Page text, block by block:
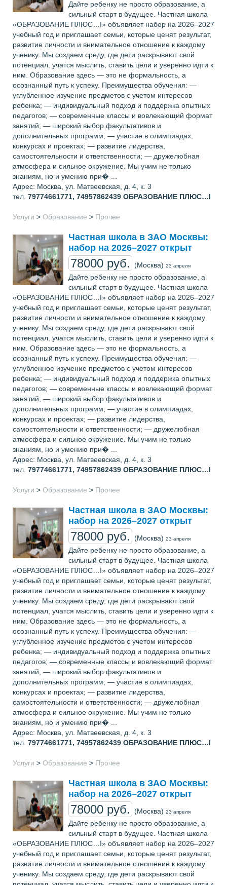
Дайте ребенку не просто образование, а
сильный старт в будущее. Частная школа
«ОБРАЗОВАНИЕ ПЛЮС…I» объявляет набор на 2026–2027
учебный год и приглашает семьи, которые ценят результат,
развитие личности и внимательное отношение к каждому
ученику. Мы создаем среду, где дети раскрывают свой
потенциал, учатся мыслить, ставить цели и уверенно идти к
ним. Образование здесь — это не формальность, а
осознанный путь к успеху. Преимущества обучения: —
углубленное изучение предметов с учетом интересов
ребенка; — индивидуальный подход и поддержка опытных
педагогов; — современные классы и вовлекающий формат
занятий; — широкий выбор факультативов и
дополнительных программ; — участие в олимпиадах,
конкурсах и проектах; — развитие лидерства,
самостоятельности и ответственности; — дружелюбная
атмосфера и сильное окружение. Мы учим не только
знаниям, но и умению при� ...
Адрес: Москва, ул. Матвеевская, д. 4, к. 3
тел. 79774661771, 74957862439 ОБРАЗОВАНИЕ ПЛЮС…I
Услуги > Образование > Прочее
Частная школа в ЗАО Москвы:
набор на 2026–2027 открыт
78000 руб. (Москва) 23 апреля
Дайте ребенку не просто образование, а
сильный старт в будущее. Частная школа
«ОБРАЗОВАНИЕ ПЛЮС…I» объявляет набор на 2026–2027
учебный год и приглашает семьи, которые ценят результат,
развитие личности и внимательное отношение к каждому
ученику. Мы создаем среду, где дети раскрывают свой
потенциал, учатся мыслить, ставить цели и уверенно идти к
ним. Образование здесь — это не формальность, а
осознанный путь к успеху. Преимущества обучения: —
углубленное изучение предметов с учетом интересов
ребенка; — индивидуальный подход и поддержка опытных
педагогов; — современные классы и вовлекающий формат
занятий; — широкий выбор факультативов и
дополнительных программ; — участие в олимпиадах,
конкурсах и проектах; — развитие лидерства,
самостоятельности и ответственности; — дружелюбная
атмосфера и сильное окружение. Мы учим не только
знаниям, но и умению при� ...
Адрес: Москва, ул. Матвеевская, д. 4, к. 3
тел. 79774661771, 74957862439 ОБРАЗОВАНИЕ ПЛЮС…I
Услуги > Образование > Прочее
Частная школа в ЗАО Москвы:
набор на 2026–2027 открыт
78000 руб. (Москва) 23 апреля
Дайте ребенку не просто образование, а
сильный старт в будущее. Частная школа
«ОБРАЗОВАНИЕ ПЛЮС…I» объявляет набор на 2026–2027
учебный год и приглашает семьи, которые ценят результат,
развитие личности и внимательное отношение к каждому
ученику. Мы создаем среду, где дети раскрывают свой
потенциал, учатся мыслить, ставить цели и уверенно идти к
ним. Образование здесь — это не формальность, а
осознанный путь к успеху. Преимущества обучения: —
углубленное изучение предметов с учетом интересов
ребенка; — индивидуальный подход и поддержка опытных
педагогов; — современные классы и вовлекающий формат
занятий; — широкий выбор факультативов и
дополнительных программ; — участие в олимпиадах,
конкурсах и проектах; — развитие лидерства,
самостоятельности и ответственности; — дружелюбная
атмосфера и сильное окружение. Мы учим не только
знаниям, но и умению при� ...
Адрес: Москва, ул. Матвеевская, д. 4, к. 3
тел. 79774661771, 74957862439 ОБРАЗОВАНИЕ ПЛЮС…I
Услуги > Образование > Прочее
Частная школа в ЗАО Москвы:
набор на 2026–2027 открыт
78000 руб. (Москва) 23 апреля
Дайте ребенку не просто образование, а
сильный старт в будущее. Частная школа
«ОБРАЗОВАНИЕ ПЛЮС…I» объявляет набор на 2026–2027
учебный год и приглашает семьи, которые ценят результат,
развитие личности и внимательное отношение к каждому
ученику. Мы создаем среду, где дети раскрывают свой